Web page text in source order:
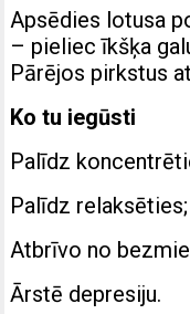
Apsēdies lotusa
– pieliec īkšķa
Pārējos pirkstus
Ko tu iegūsti
Palīdz
Palīdz relaksēties;
Atbrīvo no
Ārstē depresiju.